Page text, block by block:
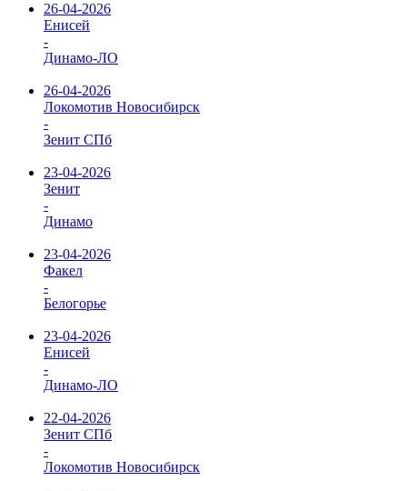
26-04-2026
Енисей
-
Динамо-ЛО
26-04-2026
Локомотив Новосибирск
-
Зенит СПб
23-04-2026
Зенит
-
Динамо
23-04-2026
Факел
-
Белогорье
23-04-2026
Енисей
-
Динамо-ЛО
22-04-2026
Зенит СПб
-
Локомотив Новосибирск